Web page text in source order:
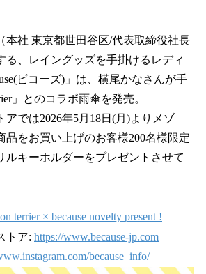
本社 東京都世田谷区/代表取締役社長
る、レイングッズを手掛けるレディ
ビコーズ)」は、横尾かなさんが手
」とのコラボ雨傘を発売。
アでは2026年5月18日(月)よりメゾ
品をお買い上げのお客様200名様限定
ルキーホルダーをプレゼントさせて
terrier × because novelty present !
トア: https://www.because-jp.com
because_info/